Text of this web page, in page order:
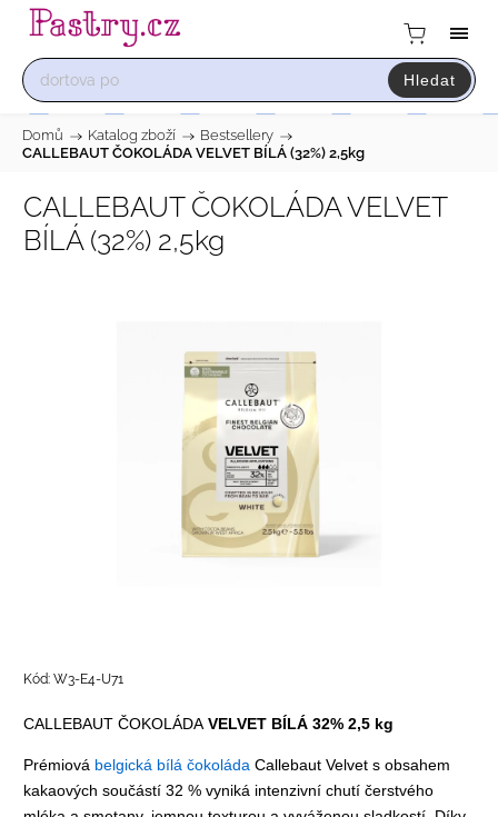
Hledat
Domů / Katalog zboží / Bestsellery /
CALLEBAUT ČOKOLÁDA VELVET BÍLÁ (32%) 2,5kg
CALLEBAUT ČOKOLÁDA VELVET
BÍLÁ (32%) 2,5kg
Kód: W3-E4-U71
CALLEBAUT ČOKOLÁDA VELVET BÍLÁ 32% 2,5 kg
Prémiová belgická bílá čokoláda Callebaut Velvet s obsahem
kakaových součástí 32 % vyniká intenzivní chutí čerstvého